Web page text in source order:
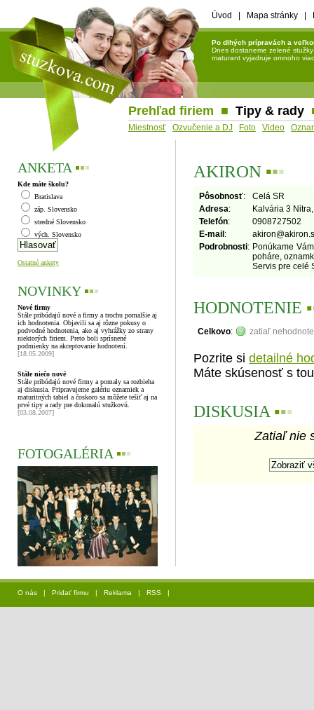
Úvod Mapa stránky
Po dlhých prípravách a
Dnes dostaneme zelené
maturant vyjadruje omnoho
Prehľad firiem ■ Tipy & rady
Miestnosť Ozvučenie a DJ Foto Video
ANKETA ▪▪▪
Kde máte školu?
Bratislava
záp. Slovensko
stredné Slovensko
vých. Slovensko
Ostatné ankety
NOVINKY ▪▪▪
Nové firmy
Stále pribúdajú nové a firmy a trochu pomalšie aj
ich hodnotenia. Objavili sa aj rôzne pokusy o
podvodné hodnotenia, ako aj vyhrážky zo strany
niektorých firiem. Preto boli sprísnené
podmienky na akceptovanie hodnotení.
[18.05.2009]
Stále niečo nové
Stále pribúdajú nové firmy a pomaly sa rozbieha
aj diskusia. Pripravujeme galériu oznamiek a
maturitných tabiel a čoskoro sa môžete tešiť aj na
prvé tipy a rady pre dokonalú stužkovú.
[03.08.2007]
FOTOGALÉRIA ▪▪▪
AKIRON ▪▪▪
Pôsobnosť:
Celá SR
Adresa:
Kalvária 3
Telefón:
0908727502
E-mail : akiron@
Podrobnosti: Ponúkame
poháre,
Servis pre celé
HODNOTENIE ▪
Celkovo: zatiaľ
Pozrite si detailné
Máte skúsenosť s
DISKUSIA ▪▪▪
Zatiaľ nie
O nás | Pridať firmu | Reklama | RSS |